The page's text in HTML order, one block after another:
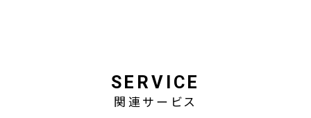
SERVICE
関連サービス